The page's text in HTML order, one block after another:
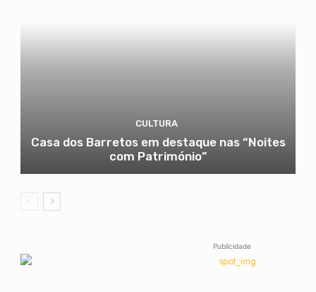
CULTURA
Casa dos Barretos em destaque nas “Noites
com Património”
Publicidade